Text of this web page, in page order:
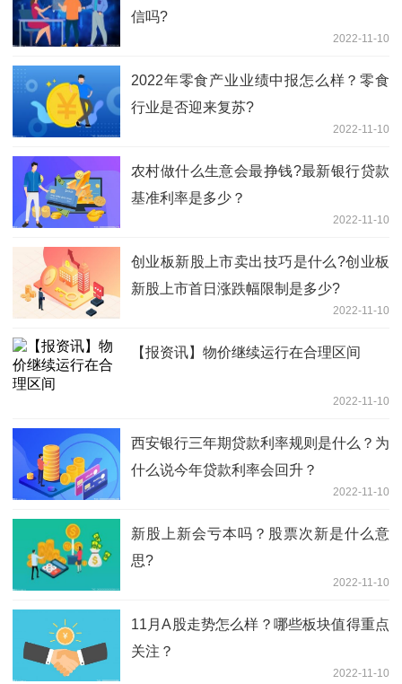
信吗?
2022-11-10
2022年零食产业业绩中报怎么样？零食
行业是否迎来复苏?
2022-11-10
农村做什么生意会最挣钱?最新银行贷款
基准利率是多少？
2022-11-10
创业板新股上市卖出技巧是什么?创业板
新股上市首日涨跌幅限制是多少?
2022-11-10
【报资讯】物价继续运行在合理区间
2022-11-10
西安银行三年期贷款利率规则是什么？为
什么说今年贷款利率会回升？
2022-11-10
新股上新会亏本吗？股票次新是什么意
思?
2022-11-10
11月A股走势怎么样？哪些板块值得重点
关注？
2022-11-10